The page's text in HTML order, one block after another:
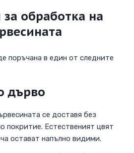
обработка на
поръчана в един от следните
дърво
се доставя без
покритие. Естественият цвят
остават напълно видими.